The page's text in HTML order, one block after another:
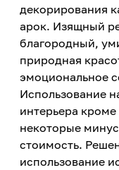
декорирования
арок. Изящный
благородный,
природная
эмоциональное
Использование
интерьера
некоторые
стоимость.
использование